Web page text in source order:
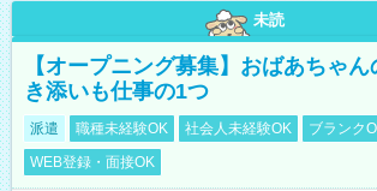
未読
【オープニング募集】おばあちゃ
き添いも仕事の1つ
派遣 職種未経験OK 社会人未経験OK
ブランク
WEB登録・面接OK